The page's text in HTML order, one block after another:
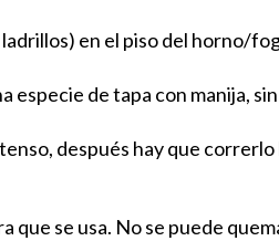
en el piso del horno/
especie de tapa con manija,
después hay que
se usa. No se puede